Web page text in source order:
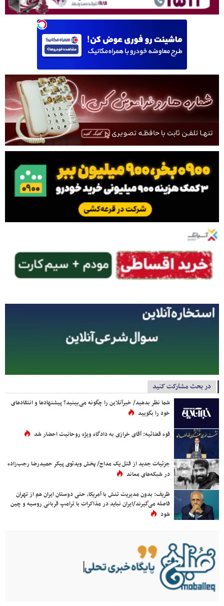
در بحث مشارکت کنید
شما نظر بدهید/ خبرآنلاین را چگونه می‌بینید؟ پیشنهادها و انتقادهای
خود را بگویید
قوه قضائیه: آقای خرازی به دادگاه ویژه روحانیت احضار شد
جزئیات جدید از قتل یک مداح/ پخش ویدئوی پیکر حمیدرضا رجب‌زاده
در شبکه‌های معاند
ظریف: بدون مدیریت تنش با آمریکا، حتی دوستان ایران هم از تهران
فاصله می‌گیرند/ایران نباید در مذاکرات با ترامپ قربانی روسیه و چین
شود